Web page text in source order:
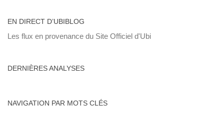
EN DIRECT D’UBIBLOG
Les flux en provenance du Site Officiel d'Ubi
DERNIÈRES ANALYSES
NAVIGATION PAR MOTS CLÉS